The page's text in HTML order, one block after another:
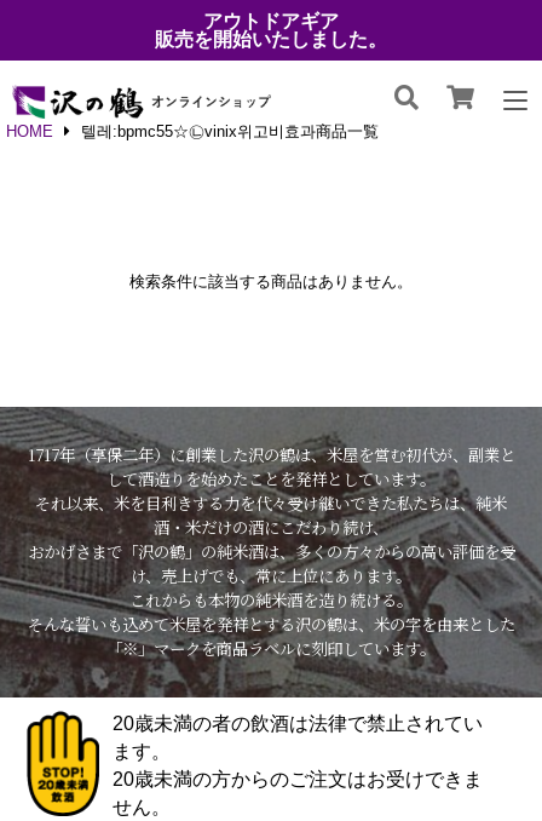
アウトドアギア
販売を開始いたしました。
HOME 텔레:bpmc55☆㉡vinix위고비효과商品一覧
検索条件に該当する商品はありません。
1717年（享保二年）に創業した沢の鶴は、米屋を営む初代が、副業と
して酒造りを始めたことを発祥としています。
それ以来、米を目利きする力を代々受け継いできた私たちは、純米
酒・米だけの酒にこだわり続け、
おかげさまで「沢の鶴」の純米酒は、多くの方々からの高い評価を受
け、売上げでも、常に上位にあります。
これからも本物の純米酒を造り続ける。
そんな誓いも込めて米屋を発祥とする沢の鶴は、米の字を由来とした
「※」マークを商品ラベルに刻印しています。
20歳未満の者の飲酒は法律で禁止されてい
ます。
20歳未満の方からのご注文はお受けできま
せん。